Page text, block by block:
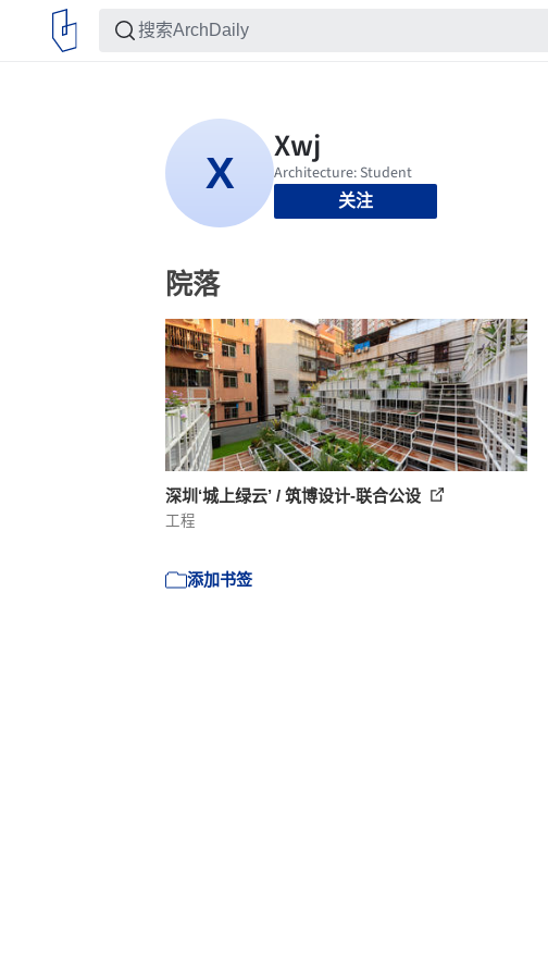
关注
院落
深圳‘城上绿云’ / 筑博设计-联合公设
工程
添加书签